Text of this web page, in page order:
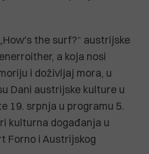
the surf?“ austrijske
a koja nosi
i doživljaj mora, u
Dani austrijske kulture u
19. srpnja u programu 5.
kulturna događanja u
Forno i Austrijskog